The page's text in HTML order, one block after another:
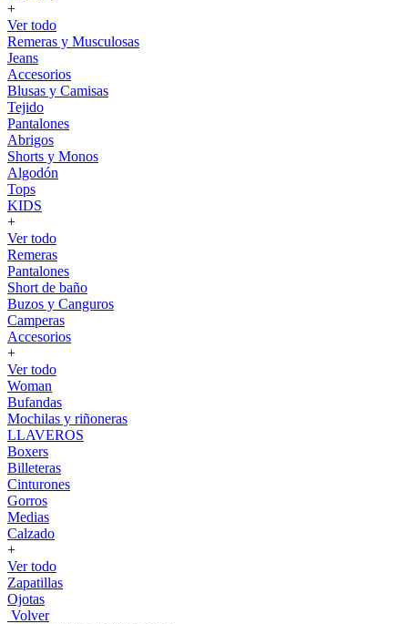
+
Ver todo
Remeras y Musculosas
Jeans
Accesorios
Blusas y Camisas
Tejido
Pantalones
Abrigos
Shorts y Monos
Algodón
Tops
KIDS
+
Ver todo
Remeras
Pantalones
Short de baño
Buzos y Canguros
Camperas
Accesorios
+
Ver todo
Woman
Bufandas
Mochilas y riñoneras
LLAVEROS
Boxers
Billeteras
Cinturones
Gorros
Medias
Calzado
+
Ver todo
Zapatillas
Ojotas
Volver